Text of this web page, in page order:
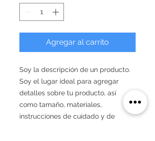
Agregar al carrito
Soy la descripción de un producto.
Soy el lugar ideal para agregar
detalles sobre tu producto, así
como tamaño, materiales,
instrucciones de cuidado y de